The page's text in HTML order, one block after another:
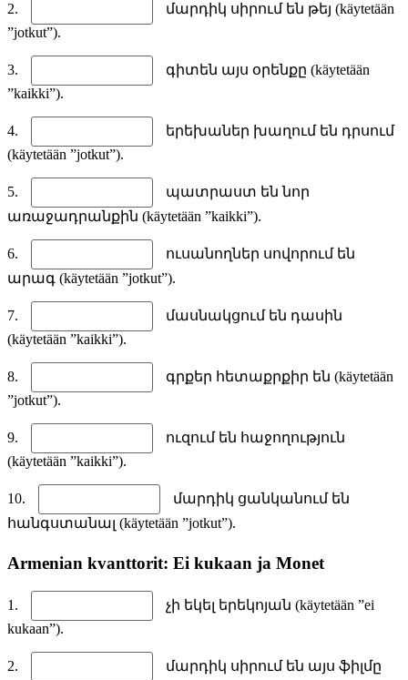
2.
մարդիկ սիրում են թեյ (käytetään
”jotkut”).
3.
գիտեն այս օրենքը (käytetään
”kaikki”).
4.
երեխաներ խաղում են դրսում
(käytetään ”jotkut”).
5.
պատրաստ են նոր
առաջադրանքին (käytetään ”kaikki”).
6.
ուսանողներ սովորում են
արագ (käytetään ”jotkut”).
7.
մասնակցում են դասին
(käytetään ”kaikki”).
8.
գրքեր հետաքրքիր են (käytetään
”jotkut”).
9.
ուզում են հաջողություն
(käytetään ”kaikki”).
10.
մարդիկ ցանկանում են
հանգստանալ (käytetään ”jotkut”).
Armenian kvanttorit: Ei kukaan ja Monet
1.
չի եկել երեկոյան (käytetään ”ei
kukaan”).
2.
մարդիկ սիրում են այս ֆիլմը